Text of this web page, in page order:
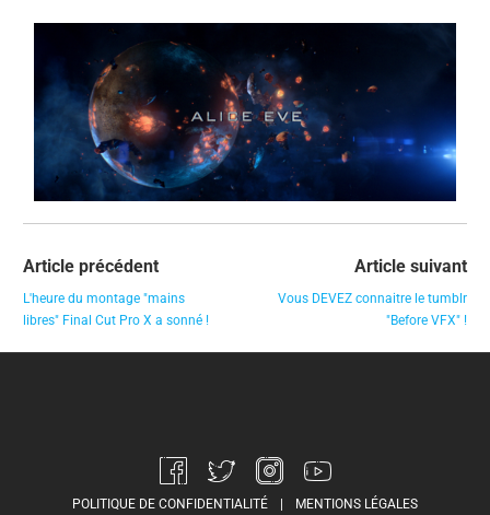
Article précédent
L'heure du montage "mains
libres" Final Cut Pro X a sonné !
Article suivant
Vous DEVEZ connaitre le tumblr
"Before VFX" !
POLITIQUE DE CONFIDENTIALITÉ MENTIONS LÉGALES